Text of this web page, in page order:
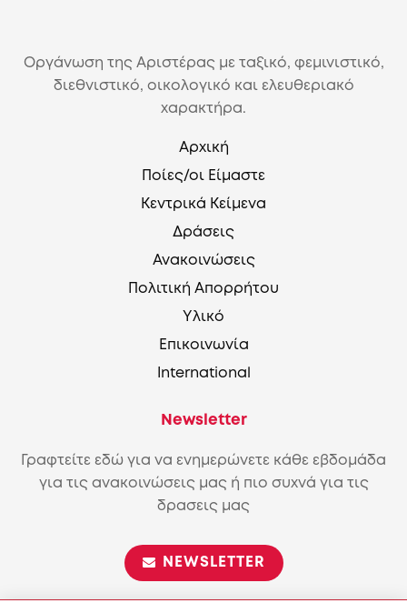
Οργάνωση της Αριστέρας με ταξικό, φεμινιστικό,
διεθνιστικό, οικολογικό και ελευθεριακό
χαρακτήρα.
Αρχική
Ποίες/οι Είμαστε
Κεντρικά Κείμενα
Δράσεις
Ανακοινώσεις
Πολιτική Απορρήτου
Υλικό
Επικοινωνία
International
Newsletter
Γραφτείτε εδώ για να ενημερώνετε κάθε εβδομάδα
για τις ανακοινώσεις μας ή πιο συχνά για τις
δρασεις μας
NEWSLETTER